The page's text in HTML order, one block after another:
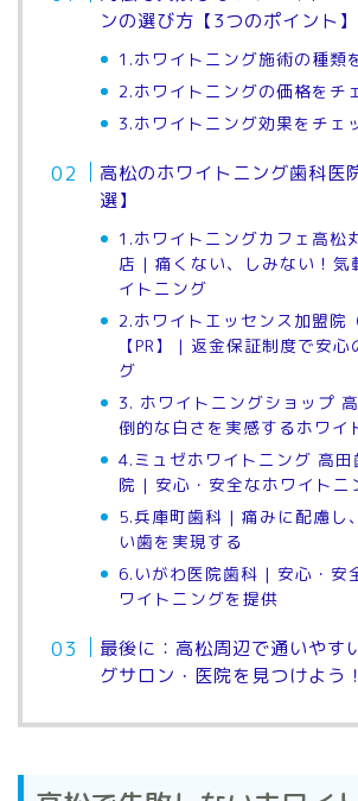
ンの選び方【3つのポイント】
1.ホワイトニング施術の種類
2.ホワイトニングの価格をチ
3.ホワイトニング効果をチェ
高松のホワイトニング歯科医
選】
1.ホワイトニングカフェ高松
店 | 痛くない、しみない！気
イトニング
2.ホワイトエッセンス加盟院
【PR】
| 返金保証制度で安心
グ
3. ホワイトニングショップ
倒的な白さを実感するホワイ
4.ミュゼホワイトニング 高田
院 | 安心・安全なホワイトニ
5.兵庫町歯科 | 痛みに配慮し
い歯を実現する
6.いがわ医院歯科 | 安心・安
ワイトニングを提供
最後に：高松周辺で通いやす
グサロン・医院を見つけよう！